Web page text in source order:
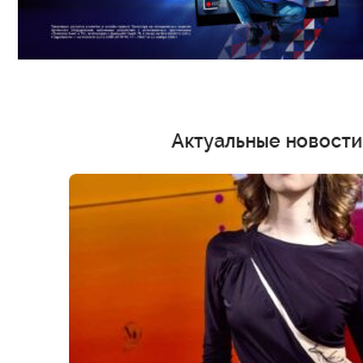
Актуальные новости